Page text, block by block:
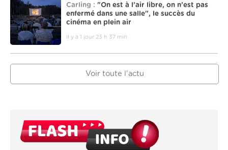
Carling : "On est à l’air libre, on n’est pas
enfermé dans une salle", le succès du
cinéma en plein air
il y a 1 jour 23 h 37 min
Voir toute l'actu